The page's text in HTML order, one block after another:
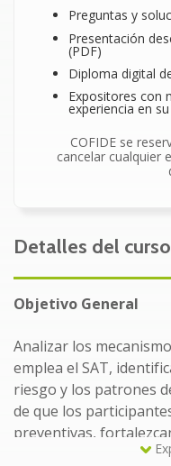
Preguntas y
Presentación
(PDF)
Diploma digital
Expositores con
experiencia en
COFIDE se
cancelar cualquier
Detalles del curso
Objetivo General
Analizar los
emplea el SAT,
riesgo y los patrones
de que los
preventivas,
y reduzcan la